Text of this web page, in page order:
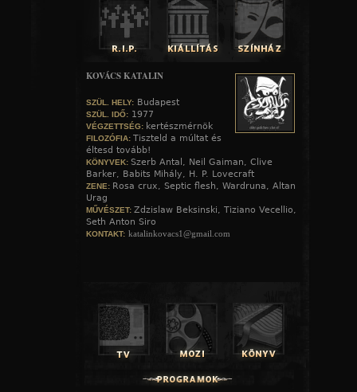
KOVÁCS KATALIN
SZÜL. HELY: Budapest
SZÜL. IDŐ: 1977
VÉGZETTSÉG: kertészmérnök
FILOZÓFIA: Tiszteld a múltat és
éltesd tovább!
KÖNYVEK: Szerb Antal, Neil Gaiman, Clive
Barker, Babits Mihály, H. P. Lovecraft
ZENE: Rosa crux, Septic flesh, Wardruna, Altan
Urag
MŰVÉSZET: Zdzislaw Beksinski, Tiziano Vecellio,
Seth Anton Siro
KONTAKT: katalinkovacs1@gmail.com